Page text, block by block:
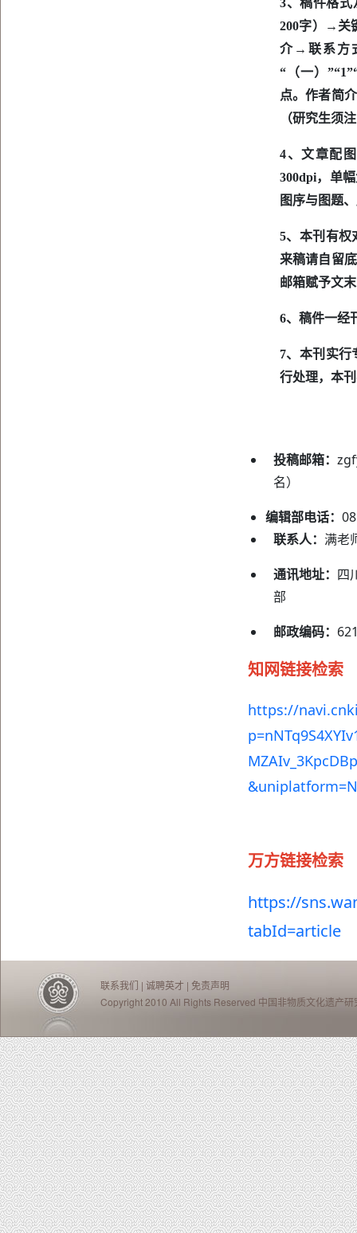
3、稿件格
200字）→关
介→联系方
“（一）
点。作者简
（研究生须
4、文章配
300dpi，单
图序与图题
5、本刊有权
来稿请自留
邮箱赋予文
6、稿件一经
7、本刊实行
行处理，本
投稿邮箱：
名）
编辑部电话：
联系人： 满老
通讯地址： 四
部
邮政编码：
知网链接检索
https://
万方链接检索
https://
tabId=article
联系我们 | 诚聘英才 | 免责声明
Copyright 2010 All Rights Reserved 中国非物质文化遗产